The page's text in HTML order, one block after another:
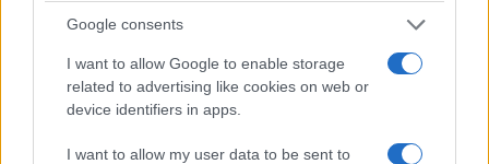
Google consents
I want to allow Google to enable storage
related to advertising like cookies on web or
device identifiers in apps.
I want to allow my user data to be sent to
ταμπλό είναι κατασκευασμένο από πολυπροπυλένιο (39%
για την κεντρική κονσόλα), το τμήμα απορρόφησης του
προφυλακτήρα είναι κατασκευασμένο από 100%
ανακυκλωμένο πλαστικό, ενώ πάνω από το 50% του